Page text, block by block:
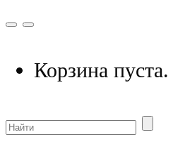
Корзина пуста.